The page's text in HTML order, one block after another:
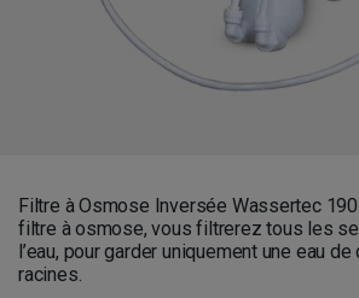
Filtre à Osmose Inversée Wassertec
filtre à osmose, vous filtrerez tous les
l’eau, pour garder uniquement une eau
racines.